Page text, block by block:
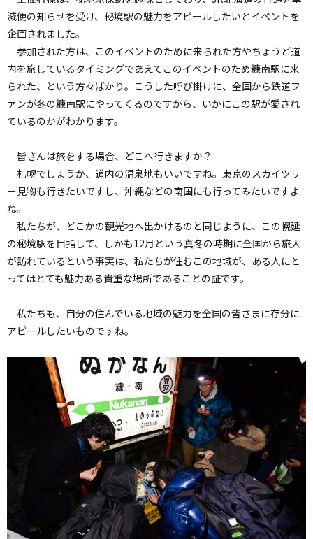
減便の知らせを受け、秘境駅の魅力をアピールしたいとイベントを
企画されました。
参加された方は、このイベントのために来られた方やちょうど道
内を旅しているタイミングであえてこのイベントのため糠南駅に来
られた、という方々ばかり。こうした呼び掛けに、全国から鉄道フ
ァンが冬の糠南駅にやってくるのですから、いかにこの駅が愛され
ているのかがわかります。
皆さんは旅をする場合、どこへ行きますか？
札幌でしょうか、道内の温泉地もいいですね。東京のスカイツリ
ー見物も行きたいですし、沖縄などの南国にも行ってみたいですよ
ね。
私たちが、どこかの観光地へ出かけるのと同じように、この幌延
の秘境駅を目指して、しかも12月という真冬の時期に全国から旅人
が訪れているという事実は、私たちが住むこの地域が、ある人にと
ってはとても魅力ある貴重な場所であることの証です。
私たちも、自分の住んでいる地域の魅力を全国の皆さまに存分に
アピールしたいものですね。